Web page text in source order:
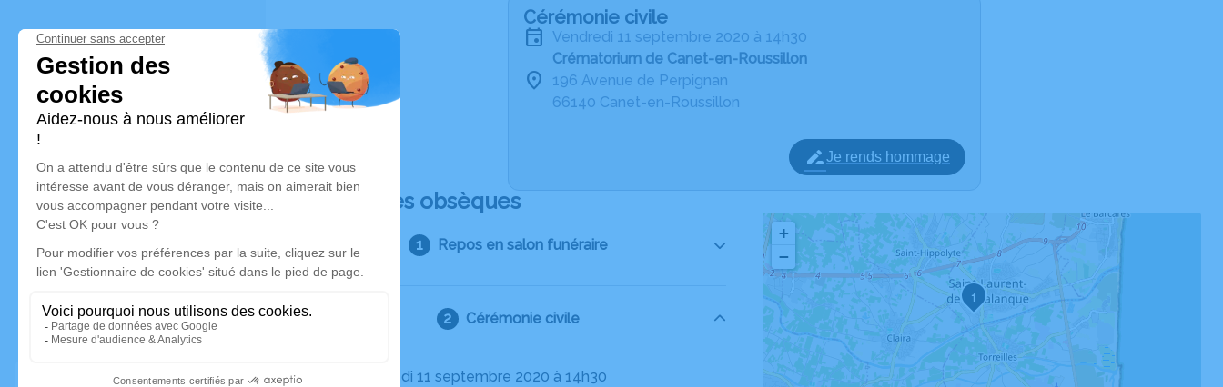
Cérémonie civile
vendredi 11 septembre 2020 à 14h30
Crématorium de Canet-en-Roussillon
196 Avenue de Perpignan
66140 Canet-en-Roussillon
Je rends hommage
Déroulé des obsèques
Repos en salon funéraire
Cérémonie civile
Le vendredi 11 septembre 2020 à 14h30
1
+
−